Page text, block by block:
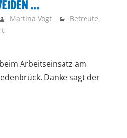
…
Martina Vogt
Betreute
Arbeitseinsatz am
Danke sagt der